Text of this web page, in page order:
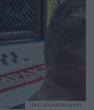
TEKST SPONSOROWANY